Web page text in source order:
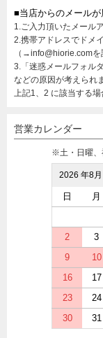
■当店からのメール
1.ご入力頂いたメール
2.携帯アドレスでドメ
（→info@hiorie.comを
3.「迷惑メールフォル
などの原因が考えられ
上記1、2 に該当する
営業カレンダー
※土・日曜、
2026 年8月
日 月
2
3
9
10
16
17
23
24
30
31